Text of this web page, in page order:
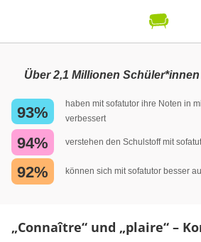
Über 2,1 Millionen
93%
haben mit sofatutor ihre Noten in
verbessert
94% verstehen den Schulstoff mit
92% können sich mit sofatutor besser
„Connaître“ und „plaire“ –